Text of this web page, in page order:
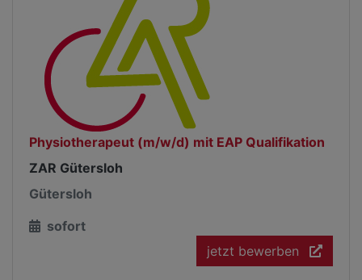
Physiotherapeut (m/w/d) mit EAP Qualifikation
ZAR Gütersloh
Gütersloh
sofort
jetzt bewerben